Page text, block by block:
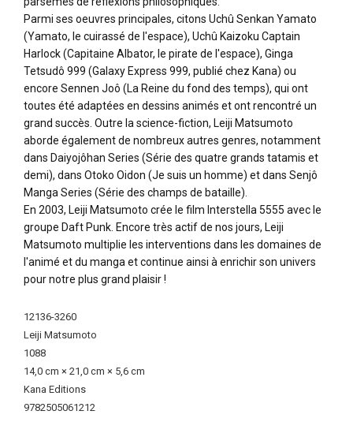
Parmi ses oeuvres principales, citons Uchû Senkan Yamato
(Yamato, le cuirassé de l'espace), Uchû Kaizoku Captain
Harlock (Capitaine Albator, le pirate de l'espace), Ginga
Tetsudô 999 (Galaxy Express 999, publié chez Kana) ou
encore Sennen Joô (La Reine du fond des temps), qui ont
toutes été adaptées en dessins animés et ont rencontré un
grand succès. Outre la science-fiction, Leiji Matsumoto
aborde également de nombreux autres genres, notamment
dans Daiyojôhan Series (Série des quatre grands tatamis et
demi), dans Otoko Oidon (Je suis un homme) et dans Senjô
Manga Series (Série des champs de bataille).
En 2003, Leiji Matsumoto crée le film Interstella 5555 avec le
groupe Daft Punk. Encore très actif de nos jours, Leiji
Matsumoto multiplie les interventions dans les domaines de
l'animé et du manga et continue ainsi à enrichir son univers
pour notre plus grand plaisir !
Plus
d'infos
12136-3260
Leiji Matsumoto
1088
14,0 cm × 21,0 cm × 5,6 cm
Kana Editions
9782505061212